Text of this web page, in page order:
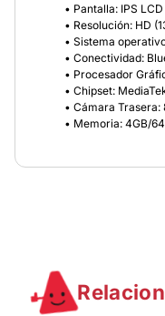
• Pantalla: IPS
• Resolución: HD
• Sistema
• Conectividad:
• Procesador
• Chipset:
• Cámara Trasera:
• Memoria: 4GB/